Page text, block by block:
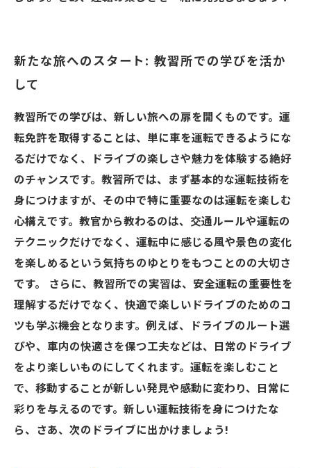
新たな旅へのスタート: 教習所での学びを活か
して
教習所での学びは、新しい旅への扉を開くものです。運
転免許を取得することは、単に車を運転できるようにな
るだけでなく、ドライブの楽しさや魅力を体験する絶好
のチャンスです。教習所では、まず基本的な運転技術を
身につけますが、その中で特に重要なのは運転を楽しむ
心構えです。教官から教わるのは、交通ルールや運転の
テクニックだけでなく、運転中に感じる風や景色の変化
を楽しめるという気持ちのゆとりをもつことのの大切さ
です。 さらに、教習所での実習は、安全運転の重要性を
理解するだけでなく、快適で楽しいドライブのためのコ
ツも学ぶ機会となります。例えば、ドライブのルート選
びや、車内の快適さを保つ工夫などは、日常のドライブ
をより楽しいものにしてくれます。運転を楽しむこと
で、移動することが新しい発見や感動に変わり、日常に
彩りを与えるのです。新しい運転技術を身につけたな
ら、さあ、次のドライブに出かけましょう!